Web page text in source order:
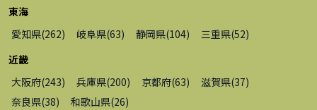
東海
愛知県(262) 岐阜県(63) 静岡県(104) 三重県(52)
近畿
大阪府(243) 兵庫県(200) 京都府(63) 滋賀県(37)
奈良県(38) 和歌山県(26)